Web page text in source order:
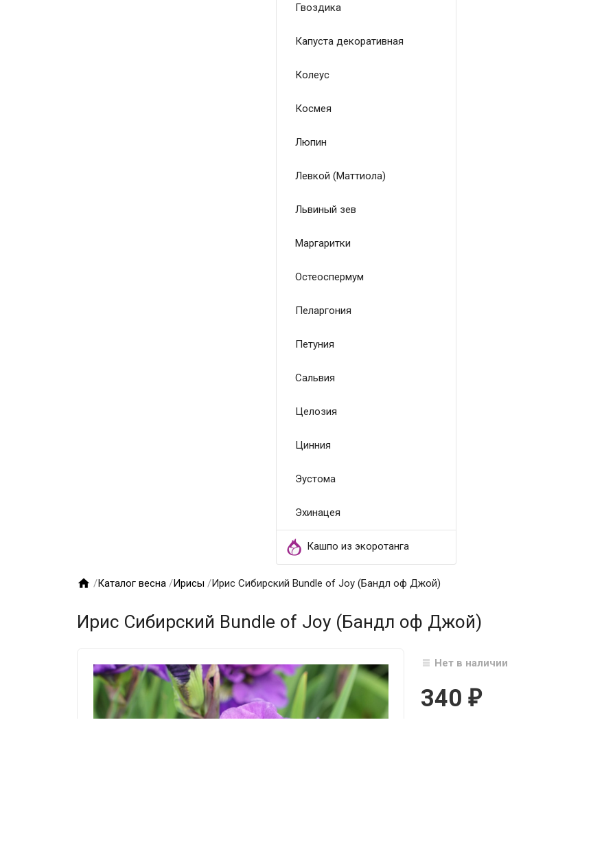
Гвоздика
Капуста декоративная
Колеус
Космея
Люпин
Левкой (Маттиола)
Львиный зев
Маргаритки
Остеоспермум
Пеларгония
Петуния
Сальвия
Целозия
Цинния
Эустома
Эхинацея
Кашпо из экоротанга
 /Каталог весна /Ирисы /Ирис Сибирский Bundle of Joy (Бандл оф Джой)
Ирис Сибирский Bundle of Joy (Бандл оф Джой)
Нет в наличии
340 ₽